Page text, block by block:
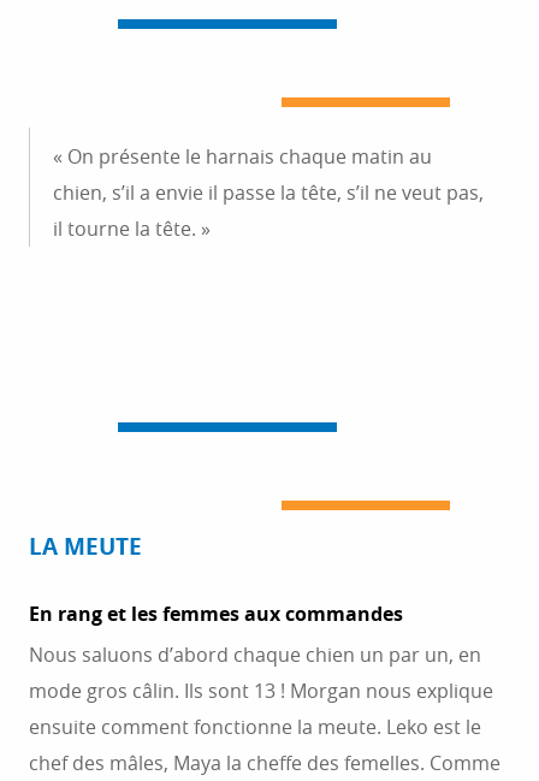
« On présente le harnais chaque matin au
chien, s’il a envie il passe la tête, s’il ne veut pas,
il tourne la tête. »
LA MEUTE
En rang et les femmes aux commandes
Nous saluons d’abord chaque chien un par un, en
mode gros câlin. Ils sont 13 ! Morgan nous explique
ensuite comment fonctionne la meute. Leko est le
chef des mâles, Maya la cheffe des femelles. Comme